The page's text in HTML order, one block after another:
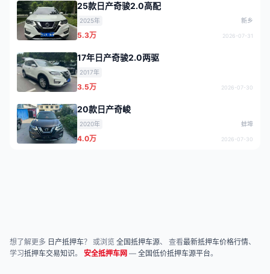
25款日产奇骏2.0高配
2025年 新乡
5.3万 2026-07-31
17年日产奇骏2.0两驱
2017年
3.5万 2026-07-30
20款日产奇峻
2020年 蚌埠
4.0万 2026-07-30
想了解更多 日产抵押车？ 或浏览 全国抵押车源、 查看最新抵押车价格行情、
学习抵押车交易知识。 安全抵押车网 — 全国低价抵押车源平台。